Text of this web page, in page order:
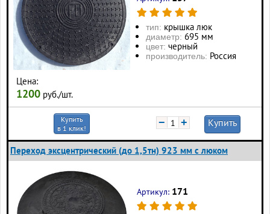
Цена:
1200 руб./шт.
тип: крышка люк
диаметр: 695 мм
цвет: черный
производитель: Россия
Купить
в 1 клик!
− + Купить
Переход эксцентрический (до 1,5тн) 923 мм с люком
Артикул: 171